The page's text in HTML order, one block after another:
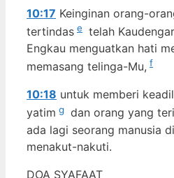
10:17 Keinginan orang-
tertindas e
telah
Engkau menguatkan hati
memasang telinga-Mu, f
10:18 untuk memberi
yatim g dan orang yang
ada lagi seorang manusia
menakut-nakuti.
DOA SYAFAAT